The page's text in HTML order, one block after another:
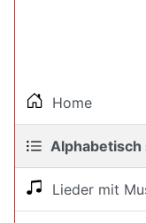
Home
Lieder mit